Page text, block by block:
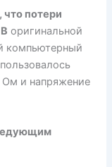
потери
оригинальной
компьютерный
Ом и напряжение